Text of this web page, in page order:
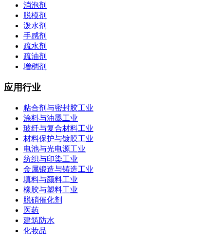
消泡剂
脱模剂
泼水剂
手感剂
疏水剂
疏油剂
增稠剂
应用行业
粘合剂与密封胶工业
涂料与油墨工业
玻纤与复合材料工业
材料保护与镀膜工业
电池与光电源工业
纺织与印染工业
金属锻造与铸造工业
填料与颜料工业
橡胶与塑料工业
脱硝催化剂
医药
建筑防水
化妆品